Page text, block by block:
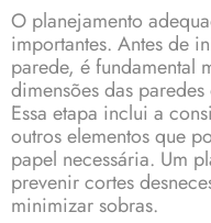
O planejamento
importantes. Antes de
parede, é fundamental
dimensões das
Essa etapa inclui a
outros elementos que
papel necessária. Um
prevenir cortes
minimizar sobras.